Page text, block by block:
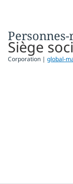
Siège
Corporation | global-